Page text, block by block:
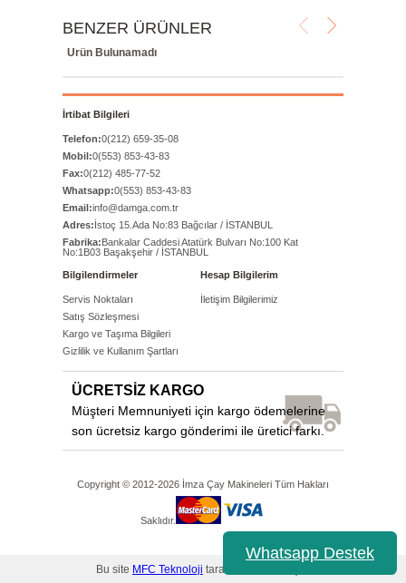
BENZER ÜRÜNLER
Ürün Bulunamadı
İrtibat Bilgileri
Telefon:0(212) 659-35-08
Mobil:0(553) 853-43-83
Fax:0(212) 485-77-52
Whatsapp:0(553) 853-43-83
Email:info@damga.com.tr
Adres: İstoç 15.Ada No:83 Bağcılar / İSTANBUL
Fabrika: Bankalar Caddesi Atatürk Bulvarı No:100 Kat
No:1B03 Başakşehir / İSTANBUL
Bilgilendirmeler
Servis Noktaları
Satış Sözleşmesi
Kargo ve Taşıma Bilgileri
Gizlilik ve Kullanım Şartları
Hesap Bilgilerim
İletişim Bilgilerimiz
ÜCRETSİZ KARGO
Müşteri Memnuniyeti için kargo ödemelerine
son ücretsiz kargo gönderimi ile üretici farkı.
Copyright © 2012-2026 İmza Çay Makineleri Tüm Hakları
Saklıdır.
Whatsapp Destek
Bu site MFC Teknoloji tarafından yapılmıştır.